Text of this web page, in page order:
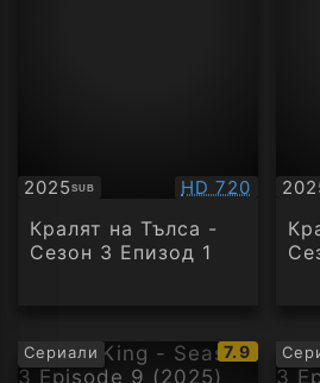
2025SUB
Субтитри Качество:
HD 720
Кралят на Тълса -
Сезон 3 Епизод 1
Сериали
IMDb
рейтинг:
7.9